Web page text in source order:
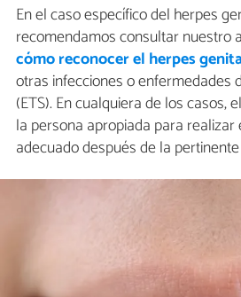
En el caso específico del herpes
recomendamos consultar nuestro
cómo reconocer el herpes
otras infecciones o enfermedades
(ETS). En cualquiera de los casos,
la persona apropiada para realizar
adecuado después de la